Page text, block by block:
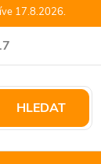
17.8.2026.
JONATHANshop.cz
HLEDAT